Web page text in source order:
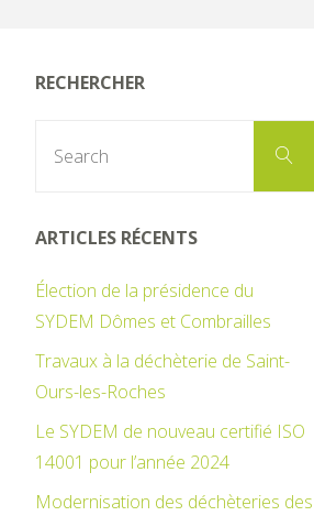
RECHERCHER
Search
ARTICLES RÉCENTS
Élection de la présidence du
SYDEM Dômes et Combrailles
Travaux à la déchèterie de Saint-
Ours-les-Roches
Le SYDEM de nouveau certifié ISO
14001 pour l’année 2024
Modernisation des déchèteries des